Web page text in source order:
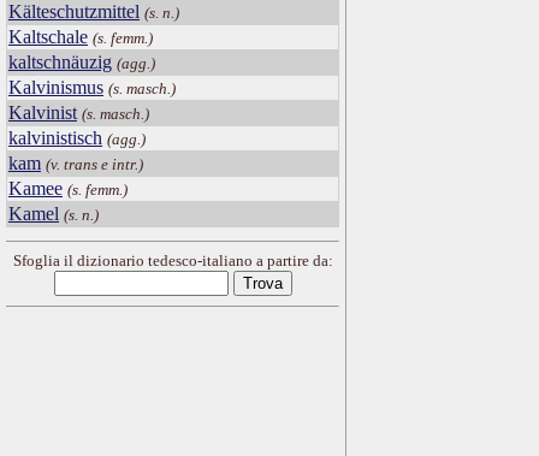
Kälteschutzmittel (s. n.)
Kaltschale (s. femm.)
kaltschnäuzig (agg.)
Kalvinismus (s. masch.)
Kalvinist (s. masch.)
kalvinistisch (agg.)
kam (v. trans e intr.)
Kamee (s. femm.)
Kamel (s. n.)
Sfoglia il dizionario tedesco-italiano a partire da: